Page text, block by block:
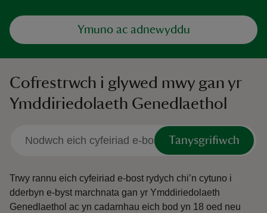
Ymuno ac adnewyddu
Cofrestrwch i glywed mwy gan yr
Ymddiriedolaeth Genedlaethol
Tanysgrifiwch
Trwy rannu eich cyfeiriad e-bost rydych chi’n cytuno i
dderbyn e-byst marchnata gan yr Ymddiriedolaeth
Genedlaethol ac yn cadarnhau eich bod yn 18 oed neu